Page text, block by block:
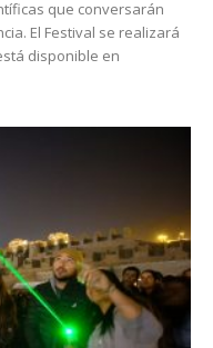
que conversarán
El Festival se realizará
disponible en